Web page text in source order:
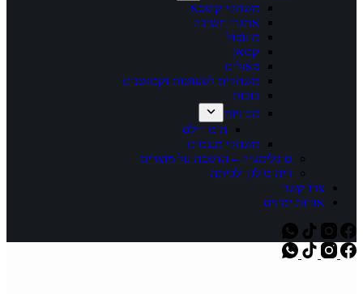
משחקי קופסא
אתגרי חשיבה
מונופול
קטאן
פאזלים
משחקים לפעוטות וקטנטנים
בובות
מכוניות
הוט ווילס
משחקי מגנטים
סובלימציה – הדפסה על מוצרים
ריהוט לגן ולכיתה
צרו קשר
אודות ימיניס